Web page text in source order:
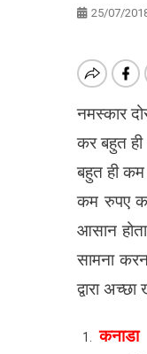
25/07/
नमस्कार
कर बहुत ही
बहुत ही कम
कम रुपए
आसान
सामना
द्वारा